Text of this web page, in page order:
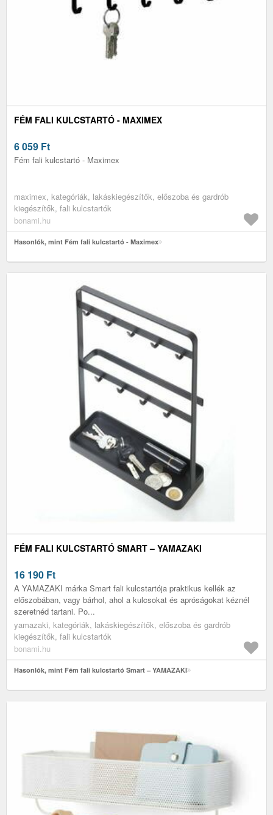
FÉM FALI KULCSTARTÓ - MAXIMEX
6 059 Ft
Fém fali kulcstartó - Maximex
maximex, kategóriák, lakáskiegészítők, előszoba és gardrób
kiegészítők, fali kulcstartók
bonami.hu
Hasonlók, mint Fém fali kulcstartó - Maximex
FÉM FALI KULCSTARTÓ SMART – YAMAZAKI
16 190 Ft
A YAMAZAKI márka Smart fali kulcstartója praktikus kellék az
előszobában, vagy bárhol, ahol a kulcsokat és apróságokat kéznél
szeretnéd tartani. Po...
yamazaki, kategóriák, lakáskiegészítők, előszoba és gardrób
kiegészítők, fali kulcstartók
bonami.hu
Hasonlók, mint Fém fali kulcstartó Smart – YAMAZAKI